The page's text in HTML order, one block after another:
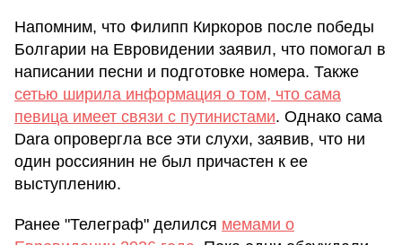
Напомним, что Филипп Киркоров после победы
Болгарии на Евровидении заявил, что помогал в
написании песни и подготовке номера. Также
сетью ширила информация о том, что сама
певица имеет связи с путинистами. Однако сама
Dara опровергла все эти слухи, заявив, что ни
один россиянин не был причастен к ее
выступлению.
Ранее "Телеграф" делился мемами о